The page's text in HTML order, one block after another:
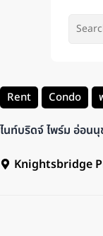
Rent Condo
ไนท์บริดจ์ ไพร์ม อ่อนนุ
Knightsbridge